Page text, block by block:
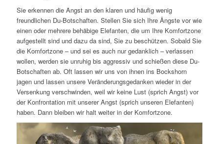
Sie erkennen die Angst an den klaren und häufig wenig
freundlichen Du-Botschaften. Stellen Sie sich Ihre Ängste vor wie
einen oder mehrere behäbige Elefanten, die um Ihre Komfortzone
aufgestellt sind und dazu da sind, Sie zu beschützen. Sobald Sie
die Komfortzone – und sei es auch nur gedanklich – verlassen
wollen, werden sie unruhig bis aggressiv und schießen diese Du-
Botschaften ab. Oft lassen wir uns von ihnen ins Bockshorn
jagen und lassen unsere Veränderungsgedanken wieder in der
Versenkung verschwinden, weil wir keine Lust (sprich Angst) vor
der Konfrontation mit unserer Angst (sprich unseren Elefanten)
haben. Dann bleiben wir halt weiter in der Komfortzone.